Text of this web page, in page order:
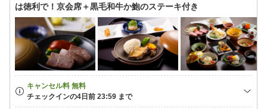
は徳利で！京会席＋黒毛和牛か鮑のステーキ付き